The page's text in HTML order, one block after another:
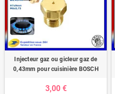
Injecteur gaz ou gicleur gaz de
0,43mm pour cuisinière BOSCH
3,00 €